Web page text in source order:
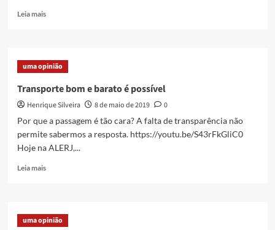
Leia maisRead
Insuficiente
no
Card”
–
histórica
de
no
uma opinião
Transporte bom e barato é possível
Henrique Silveira 8 de maio de 2019
0
Por que a passagem é tão cara? A falta de transparência não
permite sabermos a resposta. https://youtu.be/S43rFkGliC0
Hoje na ALERJ,...
Leia maisRead
bom
e
uma opinião